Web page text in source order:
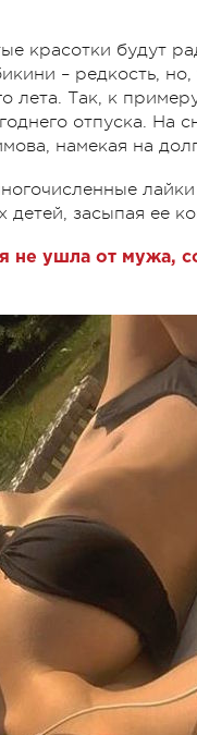
красотки будут
– редкость,
лета. Так, к
отпуска. На
намекая на
засыпая ее
не ушла от мужа,